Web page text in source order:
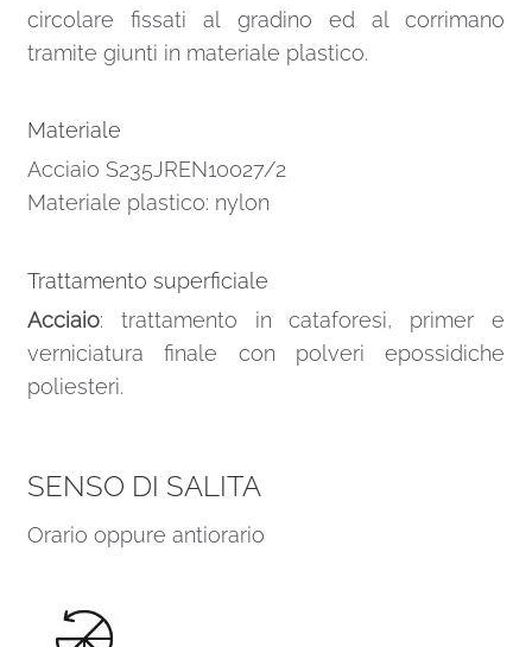
circolare fissati al gradino ed al corrimano
tramite giunti in materiale plastico.
Materiale
Acciaio S235JREN10027/2
Materiale plastico: nylon
Trattamento superficiale
Acciaio: trattamento in cataforesi, primer e
verniciatura finale con polveri epossidiche
poliesteri.
SENSO DI SALITA
Orario oppure antiorario